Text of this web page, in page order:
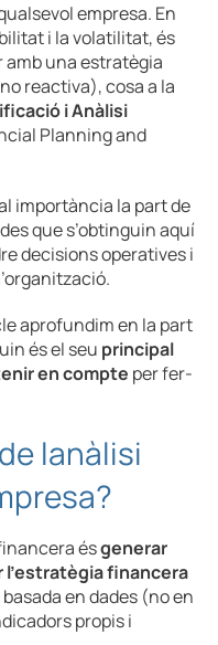
empresa. En
i la volatilitat, és
una estratègia
reactiva), cosa a la
i Anàlisi
Planning and
importància la part de
que s’obtinguin aquí
decisions operatives i
aprofundim en la part
és el seu principal
en compte per fer-
lanàlisi
ésgenerar
financera
en dades (no en
propis i